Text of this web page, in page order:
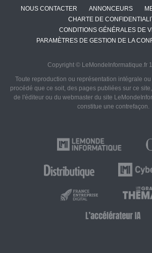
NOUS CONTACTER ANNONCEURS
CHARTE DE
CONDITIONS GÉNÉRALES DE
PARAMÈTRES DE GESTION DE LA
Copyright © LeMondeInformatique.fr
Toute reproduction ou représentation intégrale
procédé que ce soit, des pages publiées sur ce
de l'éditeur ou du webmaster du site
constitue une contrefaçon.